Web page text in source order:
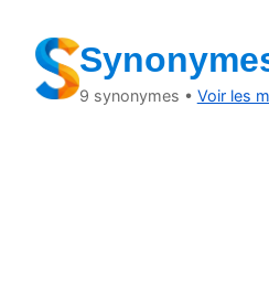
9 synonymes • Voir les